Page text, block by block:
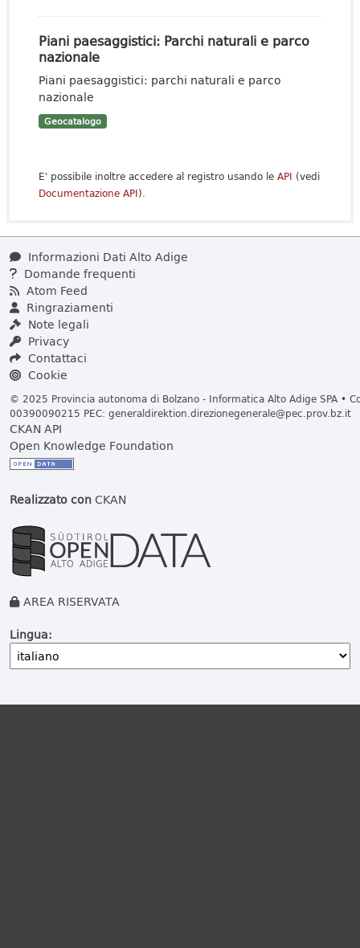
Piani paesaggistici: Parchi naturali e parco
nazionale
Piani paesaggistici: parchi naturali e parco
nazionale
Geocatalogo
E' possibile inoltre accedere al registro usando le API (vedi
Documentazione API).
Informazioni Dati Alto Adige
Domande frequenti
Atom Feed
Ringraziamenti
Note legali
Privacy
Contattaci
Cookie
© 2025 Provincia autonoma di Bolzano - Informatica Alto Adige SPA •
00390090215 PEC: generaldirektion.direzionegenerale@pec.prov.bz.it
CKAN API
Open Knowledge Foundation
Realizzato conCKAN
AREA RISERVATA
Lingua